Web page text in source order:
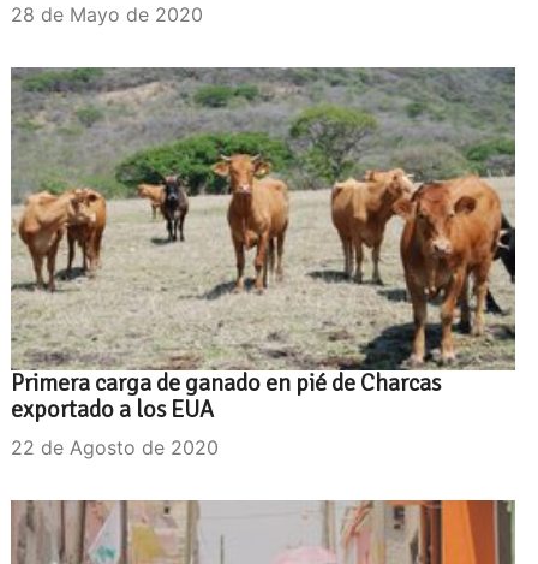
28 de Mayo de 2020
Primera carga de ganado en pié de Charcas
exportado a los EUA
22 de Agosto de 2020